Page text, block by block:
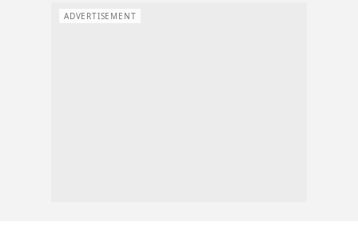
ADVERTISEMENT